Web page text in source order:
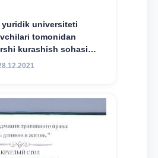
universiteti
tomonidan
kurashish sohasida
islohotlar hamda
va mahalliy ilmiy
maqolalar